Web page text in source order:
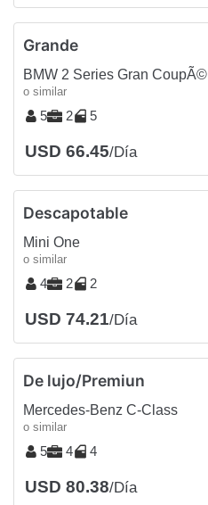
Grande
BMW 2 Series Gran CoupÃ©
o similar
5 2 5
USD 66.45/Día
Descapotable
Mini One
o similar
4 2 2
USD 74.21/Día
De lujo/Premiun
Mercedes-Benz C-Class
o similar
5 4 4
USD 80.38/Día